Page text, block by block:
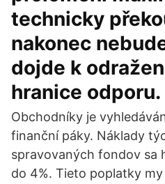
technicky
nakonec
dojde k
hranice odporu.
Obchodníky je
finanční páky. Náklady
spravovaných fondov sa
do 4%. Tieto poplatky